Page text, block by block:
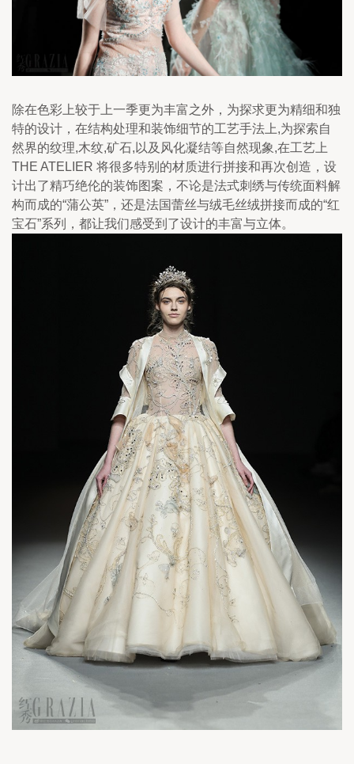
除在色彩上较于上一季更为丰富之外，为探求更为精细和独
特的设计，在结构处理和装饰细节的工艺手法上,为探索自
然界的纹理,木纹,矿石,以及风化凝结等自然现象,在工艺上
THE ATELIER 将很多特别的材质进行拼接和再次创造，设
计出了精巧绝伦的装饰图案，不论是法式刺绣与传统面料解
构而成的“蒲公英”，还是法国蕾丝与绒毛丝绒拼接而成的“红
宝石”系列，都让我们感受到了设计的丰富与立体。